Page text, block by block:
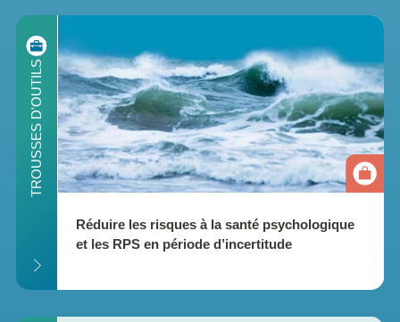
TROUSSES D'OUTILS
Réduire les risques à la santé psychologique
et les RPS en période d’incertitude